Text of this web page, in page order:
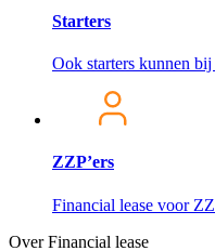
Starters
Ook starters kunnen bij
ZZP’ers
Financial lease voor
Over Financial lease